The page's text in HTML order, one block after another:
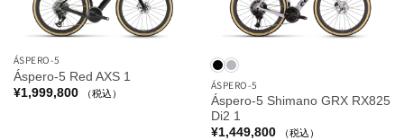
ÁSPERO-5
Áspero-5 Red AXS 1
¥1,999,800 （税込）
ÁSPERO-5
Áspero-5 Shimano GRX RX825
Di2 1
¥1,449,800 （税込）